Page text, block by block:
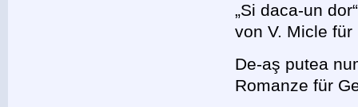
„Si daca-un
von V. Micle
De-aş putea
Romanze für